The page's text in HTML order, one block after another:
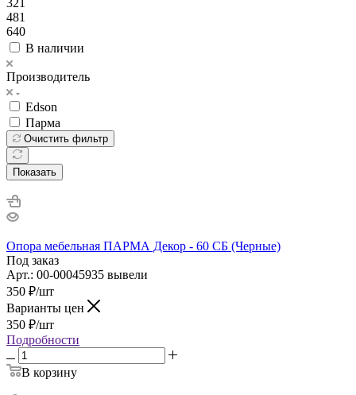
481
640
В наличии
Производитель
Edson
Парма
Очистить фильтр
Показать
Опора мебельная ПАРМА Декор - 60 СБ (Черные)
Под заказ
Арт.: 00-00045935 вывели
350 ₽/шт
Варианты цен
350 ₽/шт
Подробности
В корзину